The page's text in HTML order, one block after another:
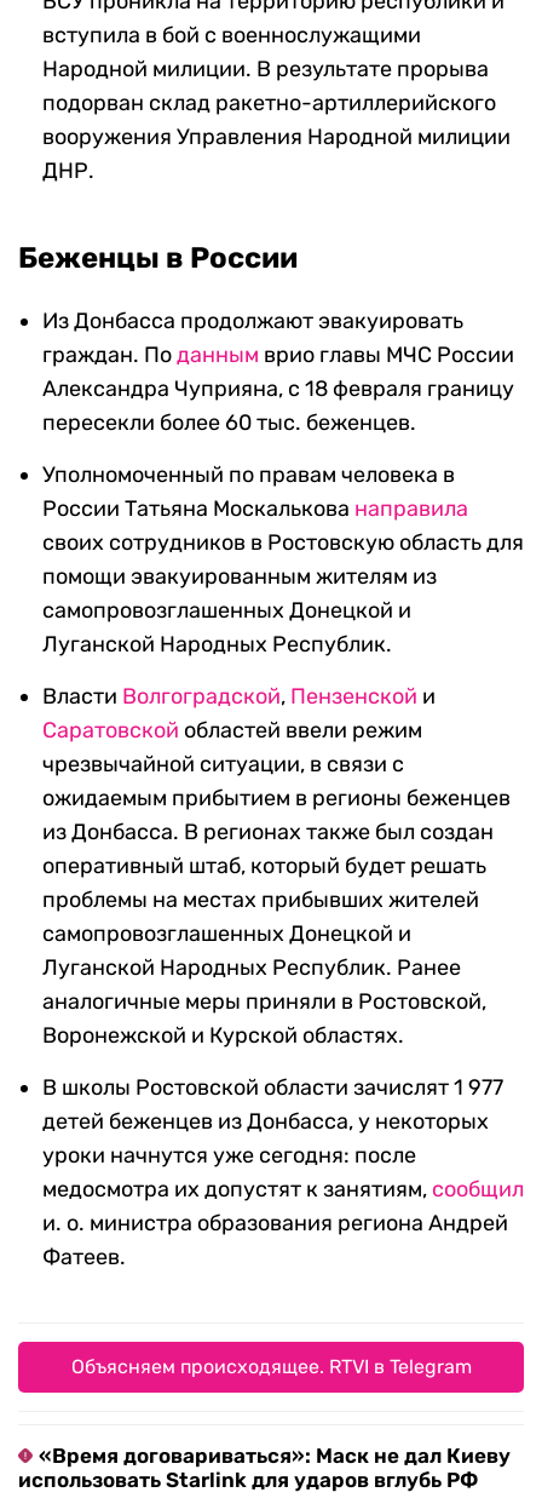
вступила в бой с военнослужащими
Народной милиции. В результате прорыва
подорван склад ракетно-артиллерийского
вооружения Управления Народной милиции
ДНР.
Беженцы в России
Из Донбасса продолжают эвакуировать
граждан. Поданным врио главы МЧС России
Александра Чуприяна, с 18 февраля границу
пересекли более 60 тыс. беженцев.
Уполномоченный по правам человека в
России Татьяна Москалькова направила
своих сотрудников в Ростовскую область для
помощи эвакуированным жителям из
самопровозглашенных Донецкой и
Луганской Народных Республик.
Власти Волгоградской, Пензенской и
Саратовской областей ввели режим
чрезвычайной ситуации, в связи с
ожидаемым прибытием в регионы беженцев
из Донбасса. В регионах также был создан
оперативный штаб, который будет решать
проблемы на местах прибывших жителей
самопровозглашенных Донецкой и
Луганской Народных Республик. Ранее
аналогичные меры приняли в Ростовской,
Воронежской и Курской областях.
В школы Ростовской области зачислят 1 977
детей беженцев из Донбасса, у некоторых
уроки начнутся уже сегодня: после
медосмотра их допустят к занятиям, сообщил
и. о. министра образования региона Андрей
Фатеев.
Объясняем происходящее. RTVI в Telegram
«Время договариваться»: Маск не дал Киеву
использовать Starlink для ударов вглубь РФ